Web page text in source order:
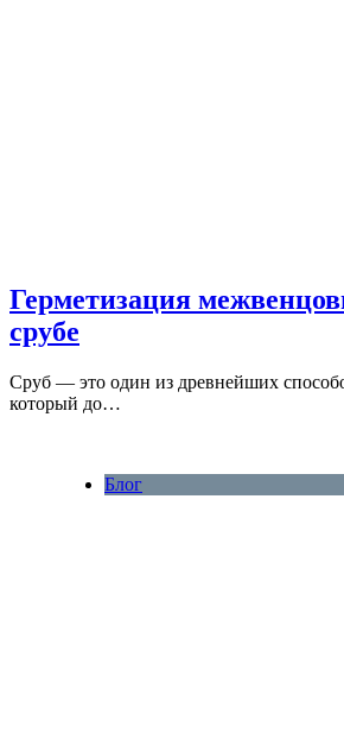
Герметизация
срубе
Сруб — это один из древнейших
который до…
Блог